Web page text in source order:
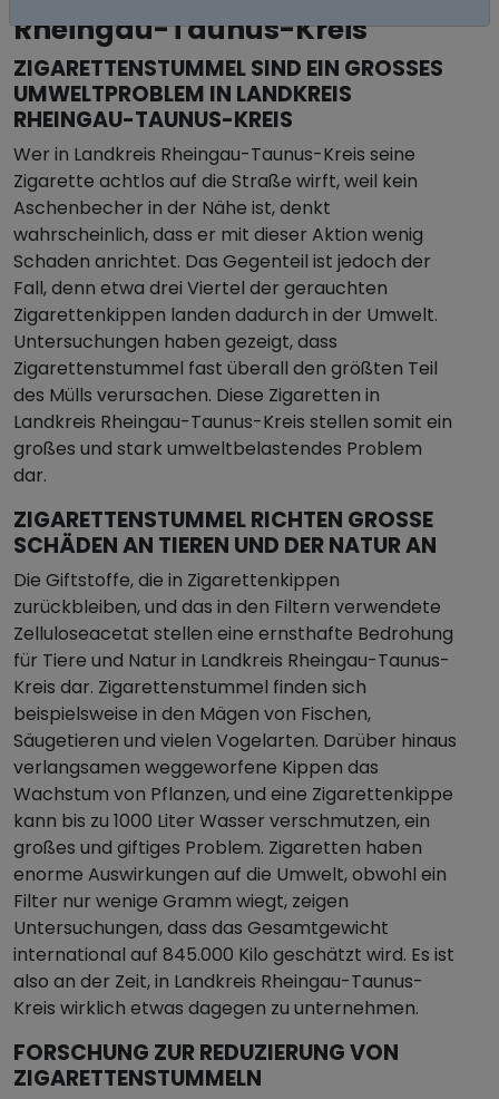
Rheingau-Taunus-Kreis
ZIGARETTENSTUMMEL SIND EIN GROSSES U
MWELTPROBLEM IN LANDKREIS R
HEINGAU-TAUNUS-KREIS
Wer in Landkreis Rheingau-Taunus-Kreis seine
Zigarette achtlos auf die Straße wirft, weil kein
Aschenbecher in der Nähe ist, denkt
wahrscheinlich, dass er mit dieser Aktion wenig
Schaden anrichtet. Das Gegenteil ist jedoch der
Fall, denn etwa drei Viertel der gerauchten
Zigarettenkippen landen dadurch in der Umwelt.
Untersuchungen haben gezeigt, dass
Zigarettenstummel fast überall den größten Teil
des Mülls verursachen. Diese Zigaretten in
Landkreis Rheingau-Taunus-Kreis stellen somit ein
großes und stark umweltbelastendes Problem
dar.
ZIGARETTENSTUMMEL RICHTEN GROSSE S
CHÄDEN AN TIEREN UND DER NATUR AN
Die Giftstoffe, die in Zigarettenkippen
zurückbleiben, und das in den Filtern verwendete
Zelluloseacetat stellen eine ernsthafte Bedrohung
für Tiere und Natur in Landkreis Rheingau-Taunus-
Kreis dar. Zigarettenstummel finden sich
beispielsweise in den Mägen von Fischen,
Säugetieren und vielen Vogelarten. Darüber hinaus
verlangsamen weggeworfene Kippen das
Wachstum von Pflanzen, und eine Zigarettenkippe
kann bis zu 1000 Liter Wasser verschmutzen, ein
großes und giftiges Problem. Zigaretten haben
enorme Auswirkungen auf die Umwelt, obwohl ein
Filter nur wenige Gramm wiegt, zeigen
Untersuchungen, dass das Gesamtgewicht
international auf 845.000 Kilo geschätzt wird. Es ist
also an der Zeit, in Landkreis Rheingau-Taunus-
Kreis wirklich etwas dagegen zu unternehmen.
FORSCHUNG ZUR REDUZIERUNG VON
ZIGARETTENSTUMMELN